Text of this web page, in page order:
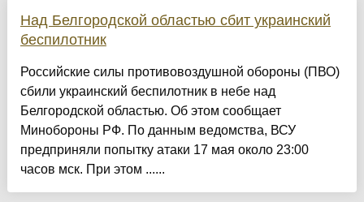
Над Белгородской областью сбит украинский
беспилотник
Российские силы противовоздушной обороны (ПВО)
сбили украинский беспилотник в небе над
Белгородской областью. Об этом сообщает
Минобороны РФ. По данным ведомства, ВСУ
предприняли попытку атаки 17 мая около 23:00
часов мск. При этом ......